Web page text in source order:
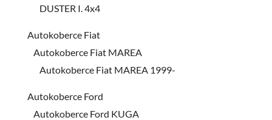
DUSTER I. 4x4
Autokoberce Fiat
Autokoberce Fiat MAREA
Autokoberce Fiat MAREA 1999-
Autokoberce Ford
Autokoberce Ford KUGA